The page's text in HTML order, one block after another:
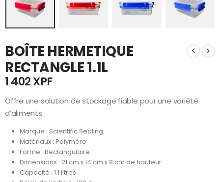
BOÎTE HERMETIQUE
RECTANGLE 1.1L
1 402XPF
Offre une solution de stockage fiable pour une variété
d’aliments.
Marque : Scientific Sealing
Matériaux : Polymère
Forme : Rectangulaire
Dimensions : 21 cm x 14 cm x 8 cm de hauteur
Capacité : 1.1 litres